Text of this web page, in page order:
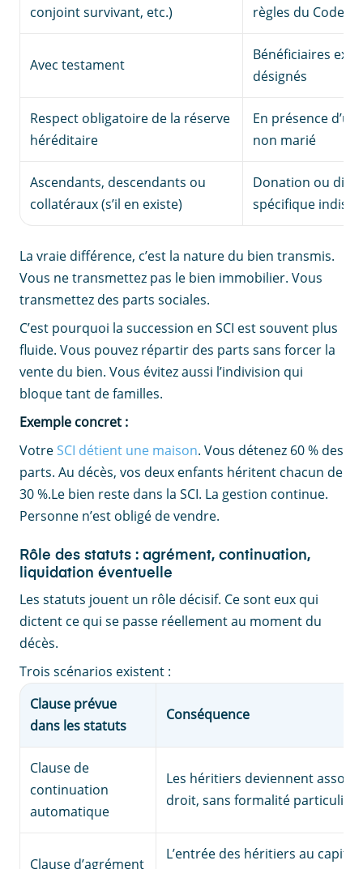
conjoint survivant, etc.)
règles du Code
Avec testament
Bénéficiaires
désignés
Respect obligatoire de la réserve
héréditaire
En présence
non marié
Ascendants, descendants ou
collatéraux (s’il en existe)
Donation ou
spécifique
La vraie différence, c’est la nature du bien transmis.
Vous ne transmettez pas le bien immobilier. Vous
transmettez des parts sociales.
C’est pourquoi la succession en SCI est souvent plus
fluide. Vous pouvez répartir des parts sans forcer la
vente du bien. Vous évitez aussi l’indivision qui
bloque tant de familles.
Exemple concret :
VotreSCI détient une maison. Vous détenez 60 % des
parts. Au décès, vos deux enfants héritent chacun de
30 %.Le bien reste dans la SCI. La gestion continue.
Personne n’est obligé de vendre.
Rôle des statuts : agrément, continuation,
liquidation éventuelle
Les statuts jouent un rôle décisif. Ce sont eux qui
dictent ce qui se passe réellement au moment du
décès.
Trois scénarios existent :
Clause prévue
dans les statuts
Conséquence
Clause de
continuation
automatique
Les héritiers deviennent
droit, sans formalité
Clause d’agrément
L’entrée des héritiers au